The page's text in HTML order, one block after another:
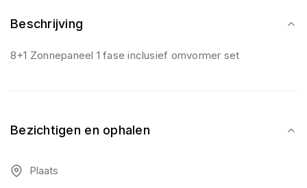
Beschrijving
8+1 Zonnepaneel 1 fase inclusief omvormer set
Bezichtigen en ophalen
Plaats